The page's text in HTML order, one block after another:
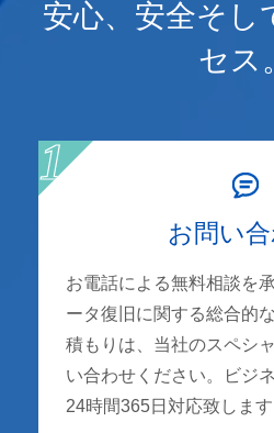
安心、安全そし
セス
お問い
お電話による無料相談を
ータ復旧に関する総合的
積もりは、当社のスペシ
い合わせください。ビジ
24時間365日対応致します